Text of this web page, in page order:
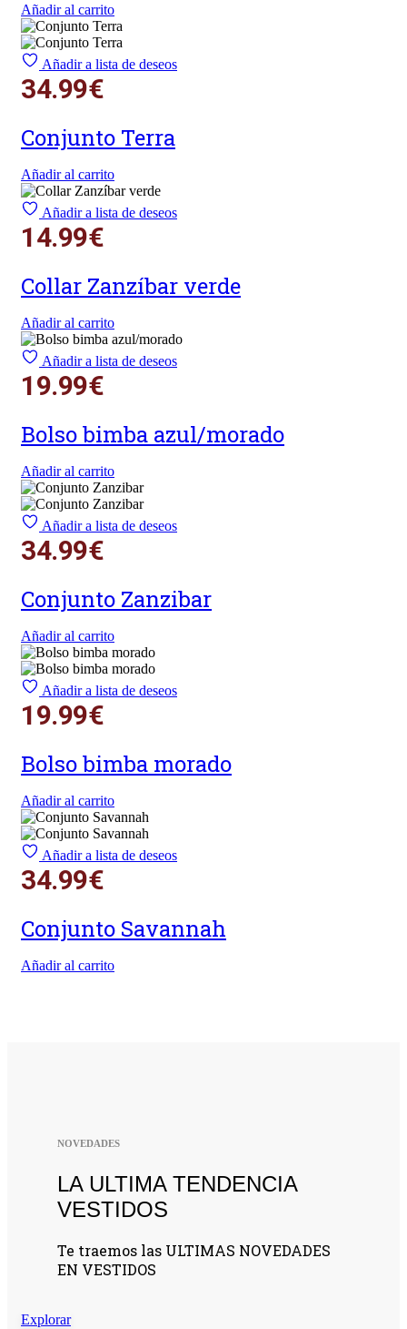
Añadir al carrito
Añadir a lista de deseos
34.99€
Conjunto Terra
Añadir al carrito
Añadir a lista de deseos
14.99€
Collar Zanzíbar verde
Añadir al carrito
Añadir a lista de deseos
19.99€
Bolso bimba azul/morado
Añadir al carrito
Añadir a lista de deseos
34.99€
Conjunto Zanzibar
Añadir al carrito
Añadir a lista de deseos
19.99€
Bolso bimba morado
Añadir al carrito
Añadir a lista de deseos
34.99€
Conjunto Savannah
Añadir al carrito
NOVEDADES
LA ULTIMA TENDENCIA
VESTIDOS
Te traemos las ULTIMAS NOVEDADES
EN VESTIDOS
Explorar